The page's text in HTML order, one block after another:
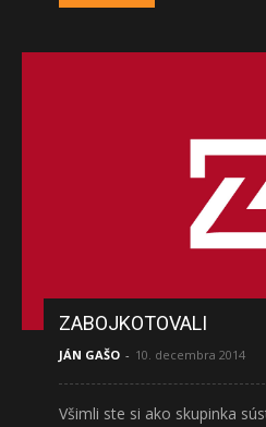
ZABOJKOTOVALI
JÁN GAŠO - 10. decembra 2014
Všimli ste si ako skupinka